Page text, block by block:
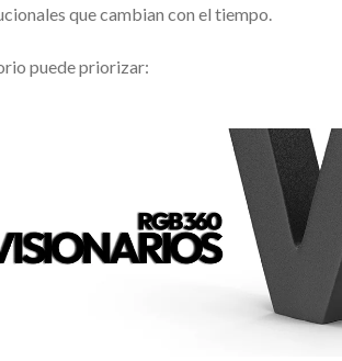
que cambian con el tiempo.
puede priorizar: